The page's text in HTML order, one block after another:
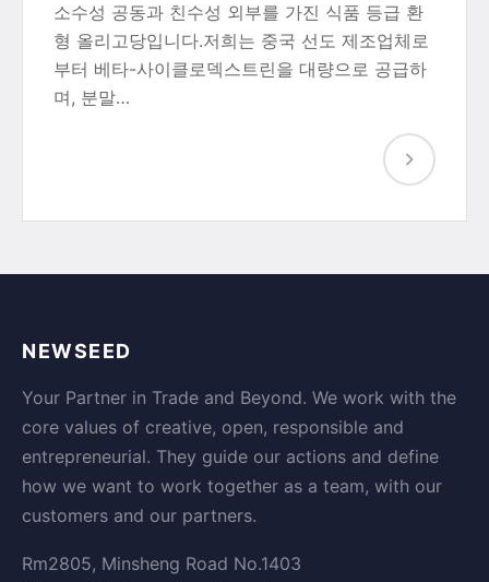
소수성 공동과 친수성 외부를 가진 식품 등급 환
형 올리고당입니다.저희는 중국 선도 제조업체로
부터 베타-사이클로덱스트린을 대량으로 공급하
며, 분말…
NEWSEED
Your Partner in Trade and Beyond. We work with the
core values of creative, open, responsible and
entrepreneurial. They guide our actions and define
how we want to work together as a team, with our
customers and our partners.
Rm2805, Minsheng Road No.1403